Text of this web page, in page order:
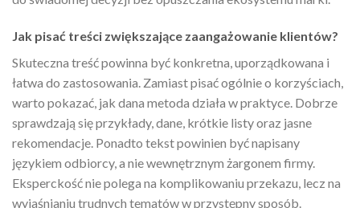
Jak pisać treści zwiększające zaangażowanie klientów?
Skuteczna treść powinna być konkretna, uporządkowana i
łatwa do zastosowania. Zamiast pisać ogólnie o korzyściach,
warto pokazać, jak dana metoda działa w praktyce. Dobrze
sprawdzają się przykłady, dane, krótkie listy oraz jasne
rekomendacje. Ponadto tekst powinien być napisany
językiem odbiorcy, a nie wewnętrznym żargonem firmy.
Eksperckość nie polega na komplikowaniu przekazu, lecz na
wyjaśnianiu trudnych tematów w przystępny sposób.